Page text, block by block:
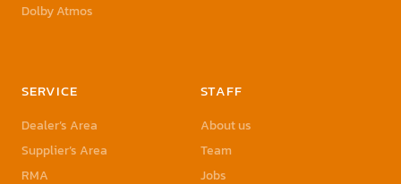
Dolby Atmos
SERVICE
Dealer’s Area
Supplier’s Area
RMA
STAFF
About us
Team
Jobs